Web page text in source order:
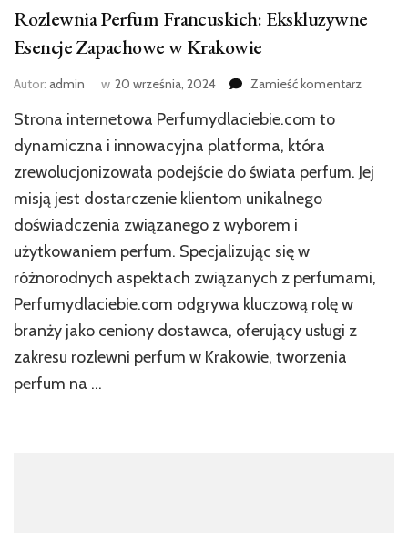
Rozlewnia Perfum Francuskich: Ekskluzywne
Esencje Zapachowe w Krakowie
Autor: admin w 20 września, 2024 Zamieść komentarzwe
Strona internetowa Perfumydlaciebie.com to
dynamiczna i innowacyjna platforma, która
zrewolucjonizowała podejście do świata perfum. Jej
misją jest dostarczenie klientom unikalnego
doświadczenia związanego z wyborem i
użytkowaniem perfum. Specjalizując się w
różnorodnych aspektach związanych z perfumami,
Perfumydlaciebie.com odgrywa kluczową rolę w
branży jako ceniony dostawca, oferujący usługi z
zakresu rozlewni perfum w Krakowie, tworzenia
perfum na …